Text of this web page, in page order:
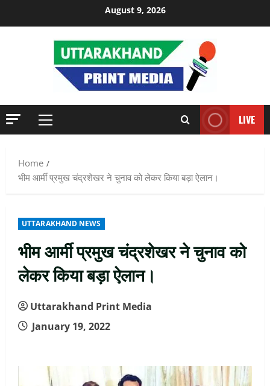
August 9, 2026
Primary
LIVE
Home
भीम आर्मी प्रमुख चंद्रशेखर ने चुनाव को लेकर किया बड़ा ऐलान।
UTTARAKHAND NEWS
भीम आर्मी प्रमुख चंद्रशेखर ने चुनाव को
लेकर किया बड़ा ऐलान।
Uttarakhand Print Media
January 19, 2022